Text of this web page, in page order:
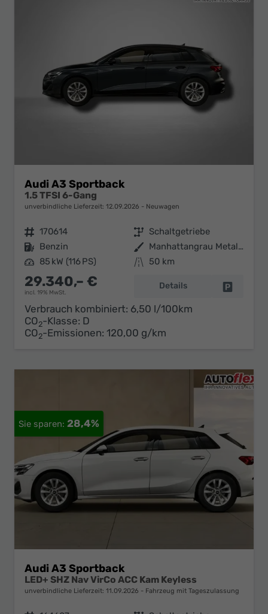
Audi A3 Sportback
1.5 TFSI 6-Gang
unverbindliche Lieferzeit: 12.09.2026 Neuwagen
Fahrzeugnr. 170614 Getriebe Schaltgetriebe
Kraftstoff Benzin Außenfarbe
Manhattangrau Metallic
Leistung 85 kW (116 PS) Kilometerstand 50 km
29.340,– €
incl. 19% MwSt.
Details
Verbrauch kombiniert: 6,50 l/100km
CO2-Klasse: D
CO2-Emissionen: 120,00 g/km
28,4%
Audi A3 Sportback
LED+ SHZ Nav VirCo ACC Kam Keyless
unverbindliche Lieferzeit: 11.09.2026 Fahrzeug mit Tageszulassung